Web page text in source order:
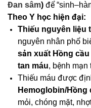
Đan sâm) để
Theo Y học hiện đại:
Thiếu nguyên liệu
nguyên nhân phổ
sản xuất Hồng cầu
tan máu, bệnh mạn
Thiếu máu được
Hemoglobin/Hồng
mỏi, chóng mặt,